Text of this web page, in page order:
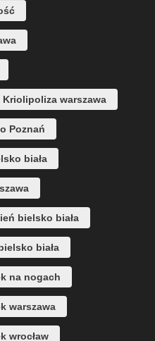
Kriolipoliza warszawa
Poznań
biała
bielsko biała
biała
na nogach
warszawa
wrocław